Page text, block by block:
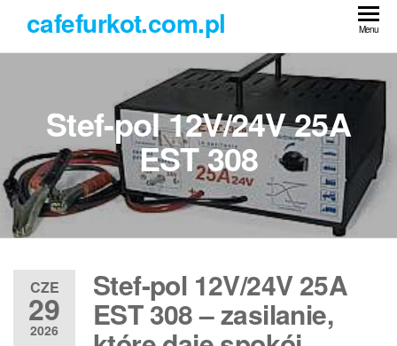
treści
cafefurkot.com.pl Menu
Stef-pol 12V/24V 25A
EST 308
CZE
29
2026
Stef-pol 12V/24V 25A
EST 308 – zasilanie,